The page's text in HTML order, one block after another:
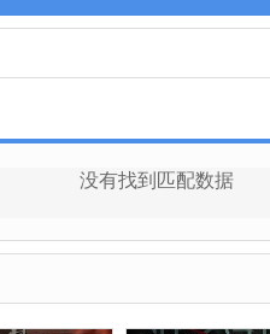
没有找到匹配数据